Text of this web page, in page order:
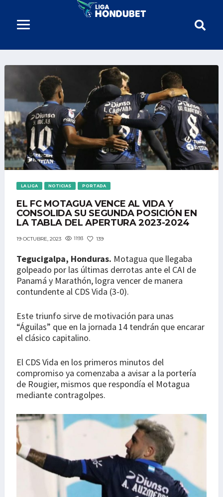
LA LIGA NOTICIAS PORTADA
EL FC MOTAGUA VENCE AL VIDA Y
CONSOLIDA SU SEGUNDA POSICIÓN EN
LA TABLA DEL APERTURA 2023-2024
19 OCTUBRE, 2023 1193 139
Tegucigalpa, Honduras. Motagua que llegaba
golpeado por las últimas derrotas ante el CAI de
Panamá y Marathón, logra vencer de manera
contundente al CDS Vida (3-0).
Este triunfo sirve de motivación para unas
“Águilas” que en la jornada 14 tendrán que encarar
el clásico capitalino.
El CDS Vida en los primeros minutos del
compromiso ya comenzaba a avisar a la portería
de Rougier, mismos que respondía el Motagua
mediante contragolpes.